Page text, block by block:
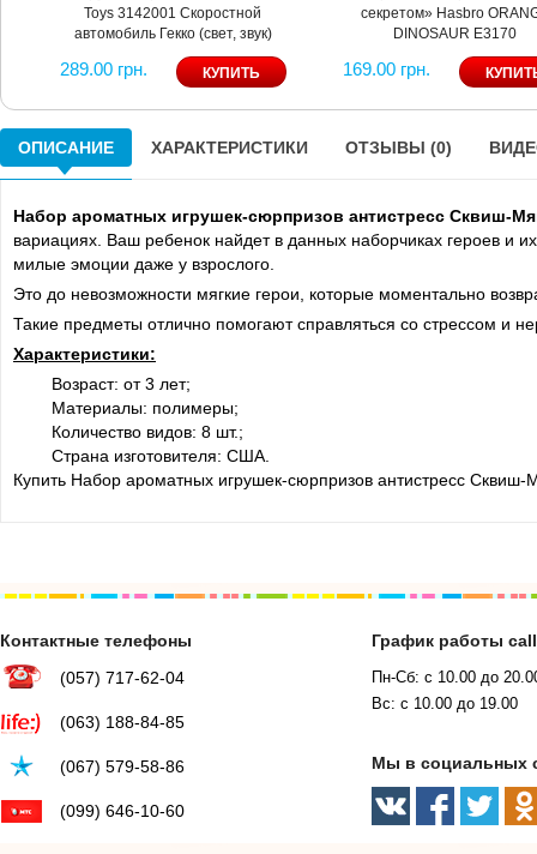
Toys 3142001 Скоростной
автомобиль Гекко (свет, звук)
289.00 грн.
секретом» Hasbro
DINOSAUR Е3170
169.00 грн.
ОПИСАНИЕ ХАРАКТЕРИСТИКИ ОТЗЫВЫ (0)
Набор ароматных игрушек-сюрпризов антистресс Сквиш-
вариациях. Ваш ребенок найдет в данных наборчиках героев и
милые эмоции даже у взрослого.
Это до невозможности мягкие герои, которые моментально
Такие предметы отлично помогают справляться со стрессом и
Характеристики:
Возраст: от 3 лет;
Материалы: полимеры;
Количество видов: 8 шт.;
Страна изготовителя: США.
Купить Набор ароматных игрушек-сюрпризов антистресс
Контактные телефоны
(057) 717-62-04
(063) 188-84-85
(067) 579-58-86
(099) 646-10-60
График работы
Пн-Сб: с 10.00 до
Вс: с 10.00 до 19.00
Мы в социальных